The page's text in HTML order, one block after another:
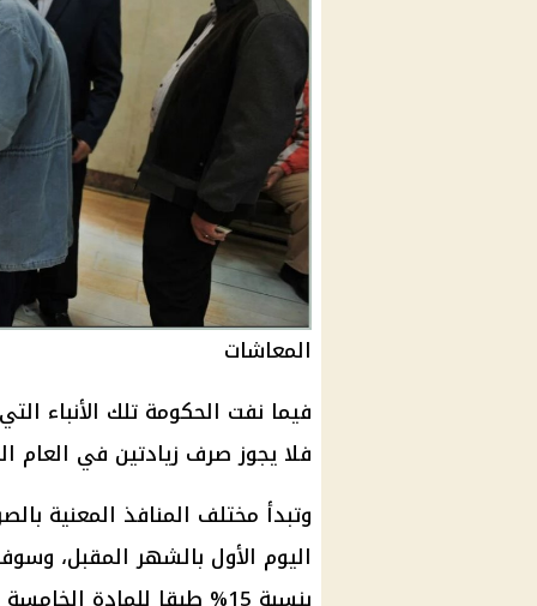
المعاشات
فيما نفت الحكومة تلك الأنباء
فلا يجوز صرف زيادتين في العام
وتبدأ مختلف المنافذ المعنية
اليوم الأول بالشهر المقبل،